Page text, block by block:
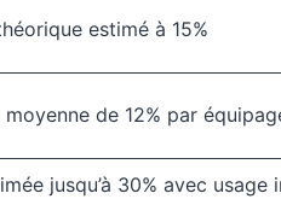
estimé à 15%
moyenne de 12% par
jusqu’à 30% avec usage